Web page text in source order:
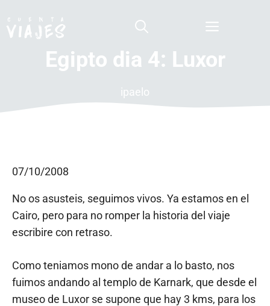
al
contenido
Menú
Egipto dia 4: Luxor
ipaelo
07/10/2008
No os asusteis, seguimos vivos. Ya estamos en el
Cairo, pero para no romper la historia del viaje
escribire con retraso.
Como teniamos mono de andar a lo basto, nos
fuimos andando al templo de Karnark, que desde el
museo de Luxor se supone que hay 3 kms, para los